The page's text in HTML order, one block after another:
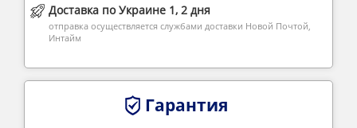
Доставка по Украине 1, 2 дня
отправка осуществляется службами доставки Новой Почтой,
Интайм
Гарантия